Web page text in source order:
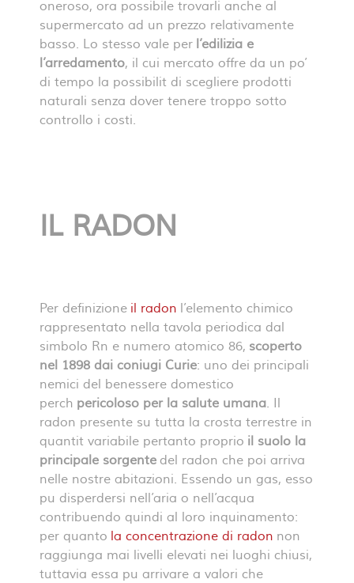
oneroso, ora possibile trovarli anche al
supermercato ad un prezzo relativamente
basso. Lo stesso vale per l’edilizia e
l’arredamento, il cui mercato offre da un po’
di tempo la possibilit di scegliere prodotti
naturali senza dover tenere troppo sotto
controllo i costi.
IL RADON
Per definizione il radon l’elemento chimico
rappresentato nella tavola periodica dal
simbolo Rn e numero atomico 86, scoperto
nel 1898 dai coniugi Curie: uno dei principali
nemici del benessere domestico
perch pericoloso per la salute umana. Il
radon presente su tutta la crosta terrestre in
quantit variabile pertanto proprio il suolo la
principale sorgente del radon che poi arriva
nelle nostre abitazioni. Essendo un gas, esso
pu disperdersi nell’aria o nell’acqua
contribuendo quindi al loro inquinamento:
per quanto la concentrazione di radon non
raggiunga mai livelli elevati nei luoghi chiusi,
tuttavia essa pu arrivare a valori che